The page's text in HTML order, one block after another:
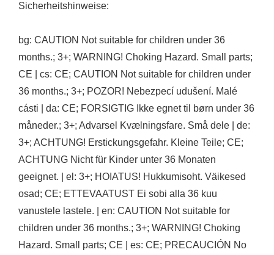
Sicherheitshinweise:
bg: CAUTION Not suitable for children under 36
months.; 3+; WARNING! Choking Hazard. Small parts;
CE | cs: CE; CAUTION Not suitable for children under
36 months.; 3+; POZOR! Nebezpecí udušení. Malé
cásti | da: CE; FORSIGTIG Ikke egnet til børn under 36
måneder.; 3+; Advarsel Kvælningsfare. Små dele | de:
3+; ACHTUNG! Erstickungsgefahr. Kleine Teile; CE;
ACHTUNG Nicht für Kinder unter 36 Monaten
geeignet. | el: 3+; HOIATUS! Hukkumisoht. Väikesed
osad; CE; ETTEVAATUST Ei sobi alla 36 kuu
vanustele lastele. | en: CAUTION Not suitable for
children under 36 months.; 3+; WARNING! Choking
Hazard. Small parts; CE | es: CE; PRECAUCIÓN No